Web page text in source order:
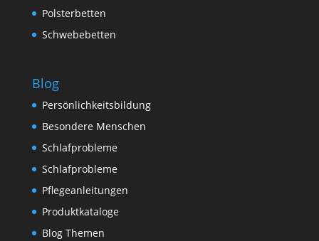
Polsterbetten
Schwebebetten
Blog
Persönlichkeitsbildung
Besondere Menschen
Schlafprobleme
Schlafprobleme
Pflegeanleitungen
Produktkataloge
Blog Themen